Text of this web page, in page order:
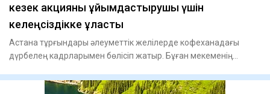
кезек акцияны ұйымдастырушы үшін
келеңсіздікке ұласты
Астана тұрғындары әлеуметтік желілерде кофеханадағы
дүрбелең кадрларымен бөлісіп жатыр. Бұған мекеменің